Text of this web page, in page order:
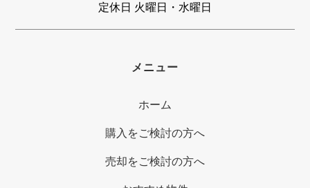
定休日 火曜日・水曜日
メニュー
ホーム
購入をご検討の方へ
売却をご検討の方へ